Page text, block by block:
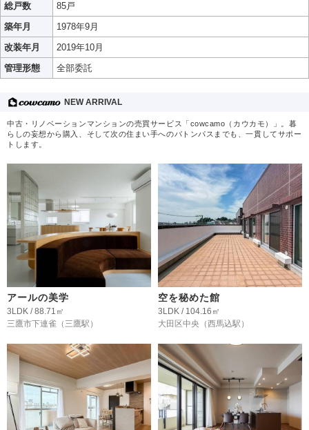
総戸数
85戸
築年月
1978年9月
改装年月
2019年10月
管理形態
全部委託
NEW ARRIVAL
中古・リノベーションマンションの売買サービス「cowcamo（カウカモ）」。暮
らしの妄想から購入、そして次の住まい手へのバトンパスまでも、一貫してサポー
トします。
アールの美学
3LDK / 88.71㎡
三鷹市下連雀 （三鷹駅）
空を秘めた館
3LDK / 104.16㎡
大田区中央 （西馬込駅）